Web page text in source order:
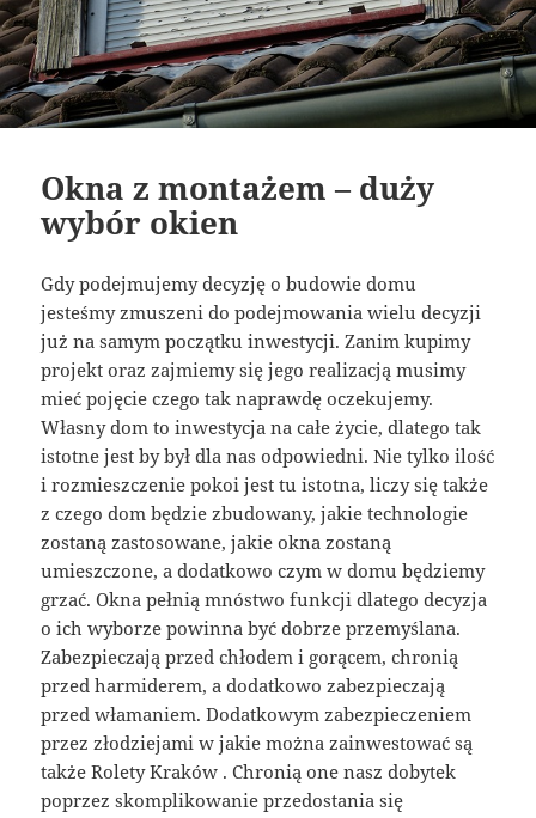
Okna z montażem – duży
wybór okien
Gdy podejmujemy decyzję o budowie domu
jesteśmy zmuszeni do podejmowania wielu decyzji
już na samym początku inwestycji. Zanim kupimy
projekt oraz zajmiemy się jego realizacją musimy
mieć pojęcie czego tak naprawdę oczekujemy.
Własny dom to inwestycja na całe życie, dlatego tak
istotne jest by był dla nas odpowiedni. Nie tylko ilość
i rozmieszczenie pokoi jest tu istotna, liczy się także
z czego dom będzie zbudowany, jakie technologie
zostaną zastosowane, jakie okna zostaną
umieszczone, a dodatkowo czym w domu będziemy
grzać. Okna pełnią mnóstwo funkcji dlatego decyzja
o ich wyborze powinna być dobrze przemyślana.
Zabezpieczają przed chłodem i gorącem, chronią
przed harmiderem, a dodatkowo zabezpieczają
przed włamaniem. Dodatkowym zabezpieczeniem
przez złodziejami w jakie można zainwestować są
także Rolety Kraków . Chronią one nasz dobytek
poprzez skomplikowanie przedostania się